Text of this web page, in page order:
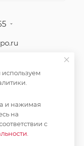
и нажимая
на
с